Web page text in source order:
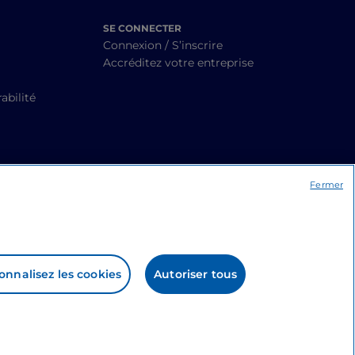
SE CONNECTER
Connexion / S’inscrire
Accréditez votre entreprise
les cookies Autoriser tous
Fermer